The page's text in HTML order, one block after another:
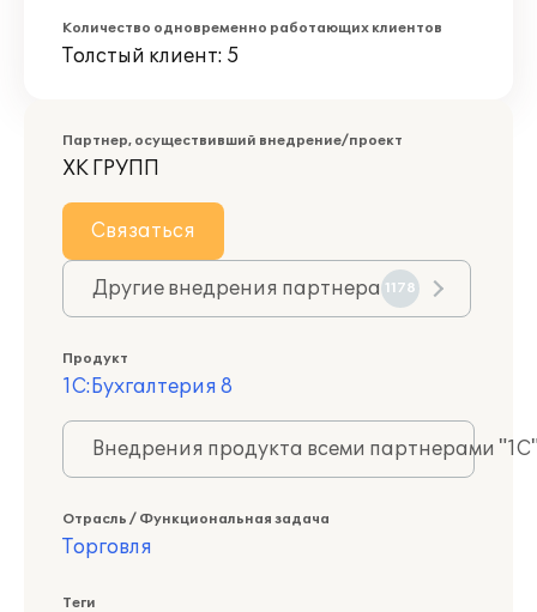
Количество одновременно работающих клиентов
Толстый клиент: 5
Партнер, осуществивший внедрение/проект
ХК ГРУПП
Связаться
Другие внедрения партнера 1178
Продукт
1С:Бухгалтерия 8
Внедрения продукта всеми партнерами
Отрасль / Функциональная задача
Торговля
Теги